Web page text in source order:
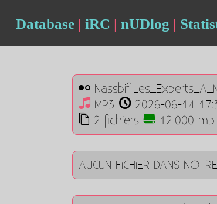
Database | iRC | nUDlog |
Nassbif-
MP3
2026-06-14
2 fichiers
12.000 mb
AUCUN FiCHiER DANS